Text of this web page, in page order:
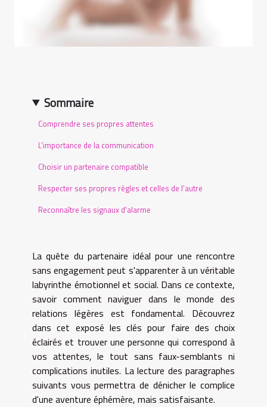
Sommaire
Comprendre ses propres attentes
L’importance de la communication
Choisir un partenaire compatible
Respecter ses propres règles et celles de l’autre
Reconnaître les signaux d'alarme
La quête du partenaire idéal pour une rencontre
sans engagement peut s'apparenter à un véritable
labyrinthe émotionnel et social. Dans ce contexte,
savoir comment naviguer dans le monde des
relations légères est fondamental. Découvrez
dans cet exposé les clés pour faire des choix
éclairés et trouver une personne qui correspond à
vos attentes, le tout sans faux-semblants ni
complications inutiles. La lecture des paragraphes
suivants vous permettra de dénicher le complice
d'une aventure éphémère, mais satisfaisante.